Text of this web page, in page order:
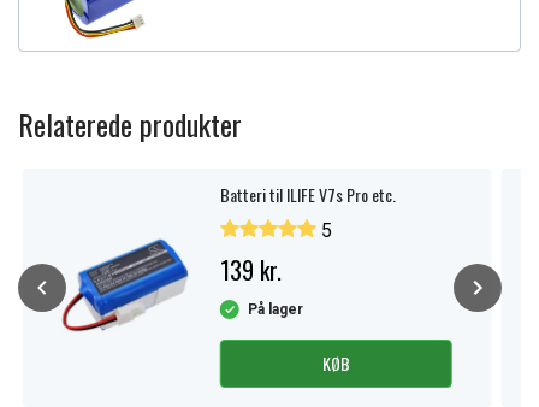
Relaterede produkter
Batteri til ILIFE V7s Pro etc.
5
139 kr.
På lager
KØB